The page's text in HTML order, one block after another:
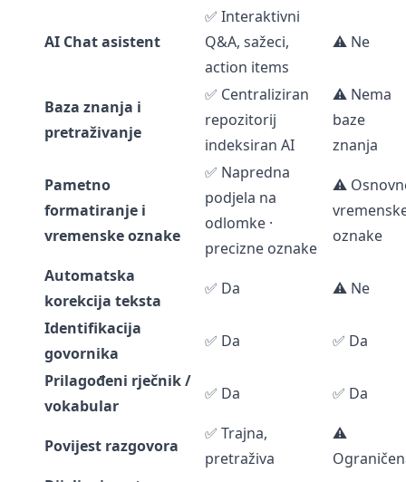
AI Chat asistent
✅ Interaktivni
Q&A, sažeci,
action items
⚠️ Ne
Baza znanja i
pretraživanje
✅ Centraliziran
repozitorij
indeksiran AI
⚠️ Nema
baze
znanja
Pametno
formatiranje i
vremenske oznake
✅ Napredna
podjela na
odlomke ·
precizne oznake
⚠️
oznake
Automatska
korekcija teksta
✅ Da
⚠️ Ne
Identifikacija
govornika
✅ Da
✅ Da
Prilagođeni rječnik /
vokabular
✅ Da ✅ Da
Povijest razgovora
✅ Trajna,
pretraživa
⚠️